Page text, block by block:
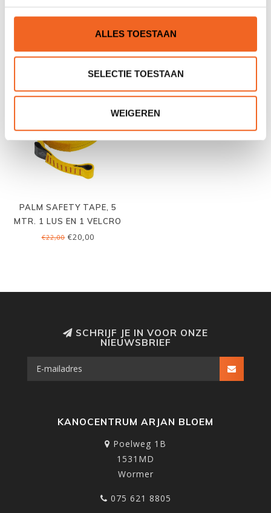
ALLES TOESTAAN
SELECTIE TOESTAAN
WEIGEREN
MTR. 2 LUSSEN
PALM SAFETY TAPE, 5
MTR. 1 LUS EN 1 VELCRO
€22,00€20,00
SCHRIJF JE IN VOOR ONZE
NIEUWSBRIEF
KANOCENTRUM ARJAN BLOEM
Poelweg 1B
1531MD
Wormer
075 621 8805